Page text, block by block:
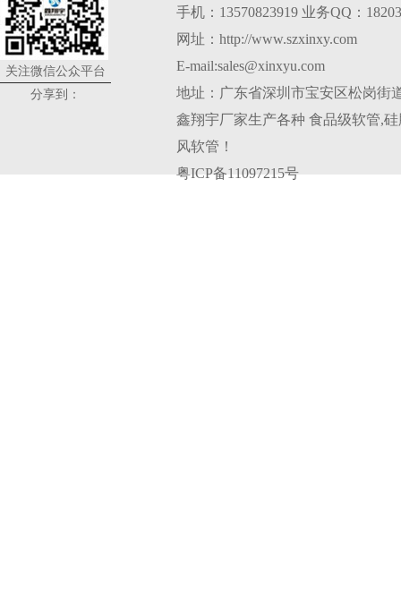
关注微信公众平台
分享到：
手机：13570823919 业务QQ：
网址：http://www.szxinxy.com
E-mail:sales@xinxyu.com
地址：广东省深圳市宝安区松岗街
鑫翔宇厂家生产各种 食品级软管,
风软管 ！
粤ICP备11097215号